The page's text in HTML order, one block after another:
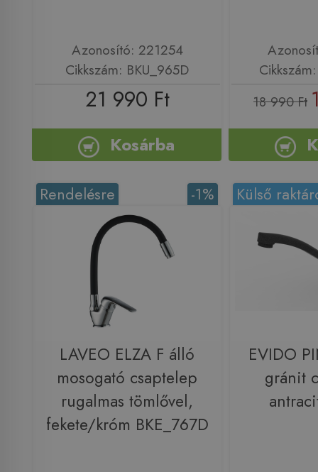
Azonosító: 221254
Cikkszám: BKU_965D
21 990 Ft
Kosárba
18 990 Ft
-1%
Rendelésre
LAVEO ELZA F álló
mosogató csaptelep
rugalmas tömlővel,
fekete/króm BKE_767D
Külső
EVIDO
gránit